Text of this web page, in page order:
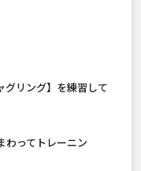
グリング】を練習して
わってトレーニン